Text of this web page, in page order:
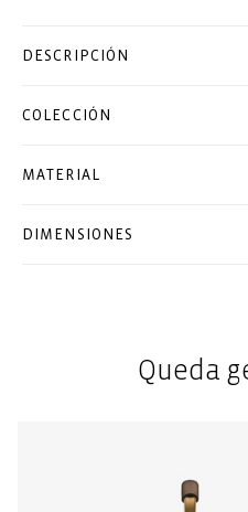
DESCRIPCIÓN
COLECCIÓN
MATERIAL
DIMENSIONES
Queda